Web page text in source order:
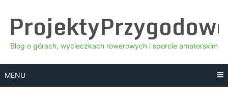
content
Blog o górach, wycieczkach rowerowych i sporcie amatorskim
MENU